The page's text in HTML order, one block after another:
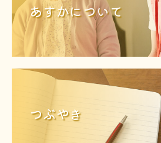
あすかについて
つぶやき